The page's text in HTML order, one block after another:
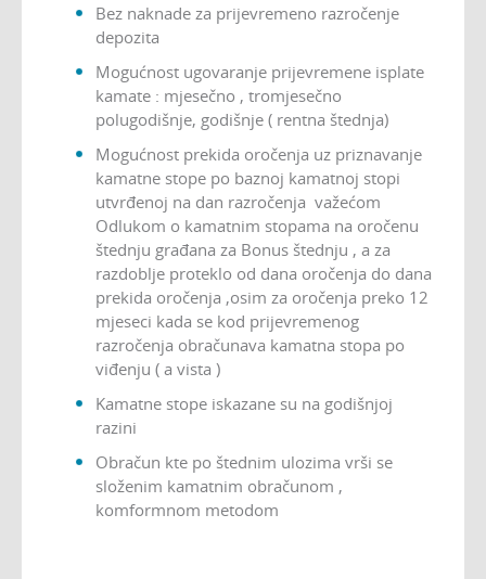
Bez naknade za prijevremeno razročenje
depozita
Mogućnost ugovaranje prijevremene isplate
kamate : mjesečno , tromjesečno
polugodišnje, godišnje ( rentna štednja)
Mogućnost prekida oročenja uz priznavanje
kamatne stope po baznoj kamatnoj stopi
utvrđenoj na dan razročenja važećom
Odlukom o kamatnim stopama na oročenu
štednju građana za Bonus štednju , a za
razdoblje proteklo od dana oročenja do dana
prekida oročenja ,osim za oročenja preko 12
mjeseci kada se kod prijevremenog
razročenja obračunava kamatna stopa po
viđenju ( a vista )
Kamatne stope iskazane su na godišnjoj
razini
Obračun kte po štednim ulozima vrši se
složenim kamatnim obračunom ,
komformnom metodom